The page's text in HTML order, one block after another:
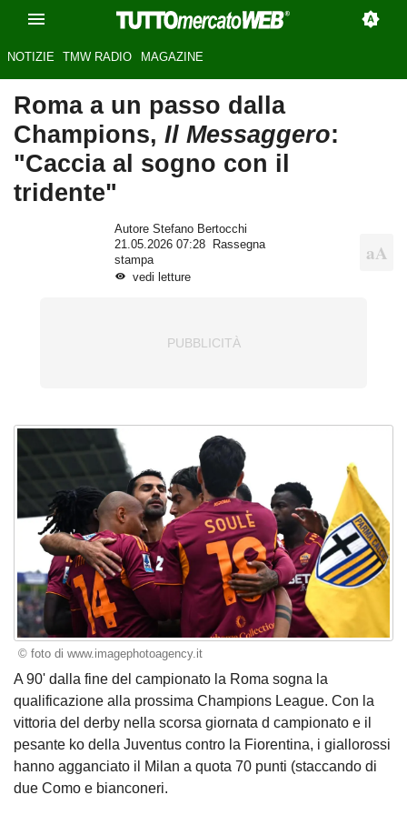
NOTIZIE TMW RADIO MAGAZINE
Roma a un passo dalla
Champions, Il Messaggero:
"Caccia al sogno con il
tridente"
Autore Stefano Bertocchi
21.05.2026 07:28
Rassegna
stampa
vedi letture
© foto di www.imagephotoagency.it
A 90' dalla fine del campionato la Roma sogna la
qualificazione alla prossima Champions League. Con la
vittoria del derby nella scorsa giornata d campionato e il
pesante ko della Juventus contro la Fiorentina, i giallorossi
hanno agganciato il Milan a quota 70 punti (staccando di
due Como e bianconeri.